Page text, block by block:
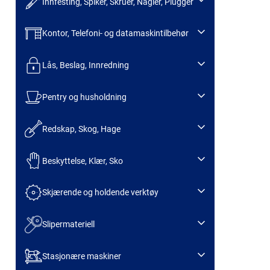
Kontor, Telefoni- og datamaskintilbehør
Lås, Beslag, Innredning
Pentry og husholdning
Redskap, Skog, Hage
Beskyttelse, Klær, Sko
Skjærende og holdende verktøy
Slipermateriell
Stasjonære maskiner